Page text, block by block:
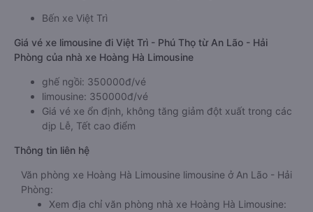
Bến xe Việt Trì
Giá vé xe limousine đi Việt Trì - Phú Thọ từ An Lão - Hải
Phòng của nhà xe Hoàng Hà Limousine
ghế ngồi: 350000đ/vé
limousine: 350000đ/vé
Giá vé xe ổn định, không tăng giảm đột xuất trong các
dịp Lễ, Tết cao điểm
Thông tin liên hệ
Văn phòng xe Hoàng Hà Limousine limousine ở An Lão - Hải
Phòng:
Xem địa chỉ văn phòng nhà xe Hoàng Hà Limousine: